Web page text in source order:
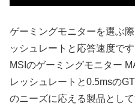
ゲーミングモニターを選ぶ
ッシュレートと応答速度です
MSIのゲーミングモニター
レッシュレートと0.5msの
のニーズに応える製品とし